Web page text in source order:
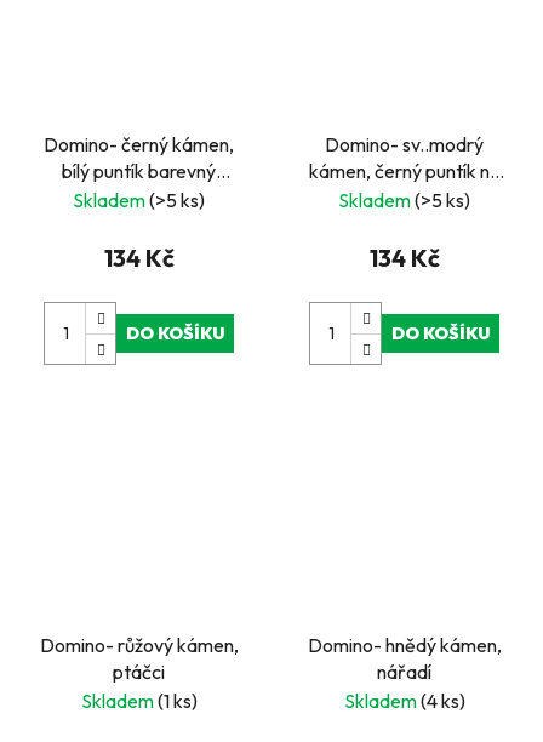
Domino- černý kámen,
bílý puntík barevný
podklad
Skladem(>5 ks)
134 Kč
DO KOŠÍKU
Domino- sv..modrý
kámen, černý puntík na
bílém podkladu
Skladem(>5 ks)
134 Kč
DO KOŠÍKU
Domino- růžový kámen,
ptáčci
Skladem(1 ks)
Domino- hnědý kámen,
nářadí
Skladem(4 ks)